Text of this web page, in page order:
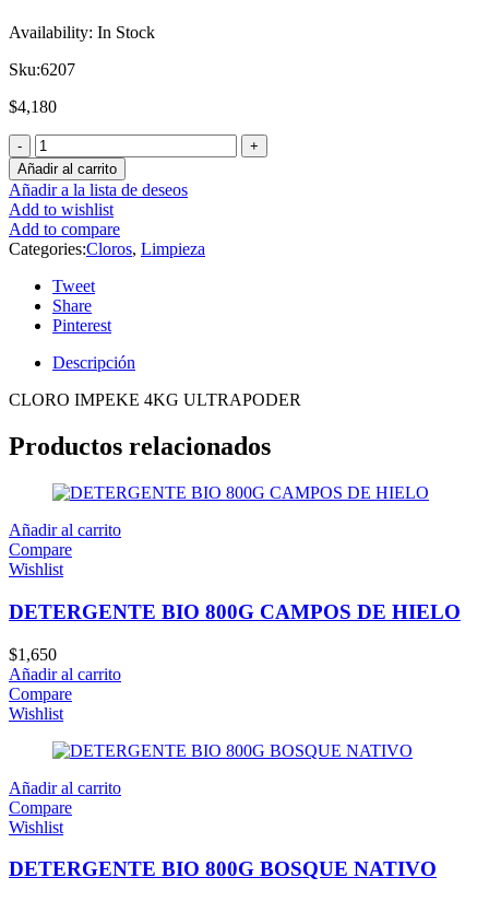
Availability: In Stock
Sku:6207
$4,180
Añadir al carrito
Añadir a la lista de deseos
Add to wishlist
Add to compare
Categories:Cloros, Limpieza
Tweet
Share
Pinterest
Descripción
CLORO IMPEKE 4KG ULTRAPODER
Productos relacionados
Añadir al carrito
Compare
Wishlist
DETERGENTE BIO 800G CAMPOS DE HIELO
$1,650
Añadir al carrito
Compare
Wishlist
Añadir al carrito
Compare
Wishlist
DETERGENTE BIO 800G BOSQUE NATIVO